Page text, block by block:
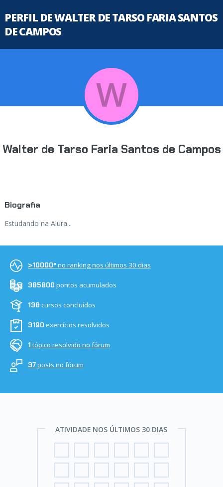
PERFIL DE WALTER DE TARSO FARIA SANTOS
DE CAMPOS
Walter de Tarso Faria Santos de Campos
Biografia
Estudando na Alura...
>10000ºno ranking nos últimos 30 dias
385800 pontos acumulados
138 cursos concluídos
3190 exercícios resolvidos
1 tópico resolvido no fórum
37posts no fórum
ATIVIDADE NOS ÚLTIMOS 30 DIAS